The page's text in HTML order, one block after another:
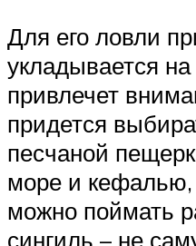
Для его ловли
укладывается
привлечет
придется
песчаной
море и кефалью,
можно поймать
сингиль – не